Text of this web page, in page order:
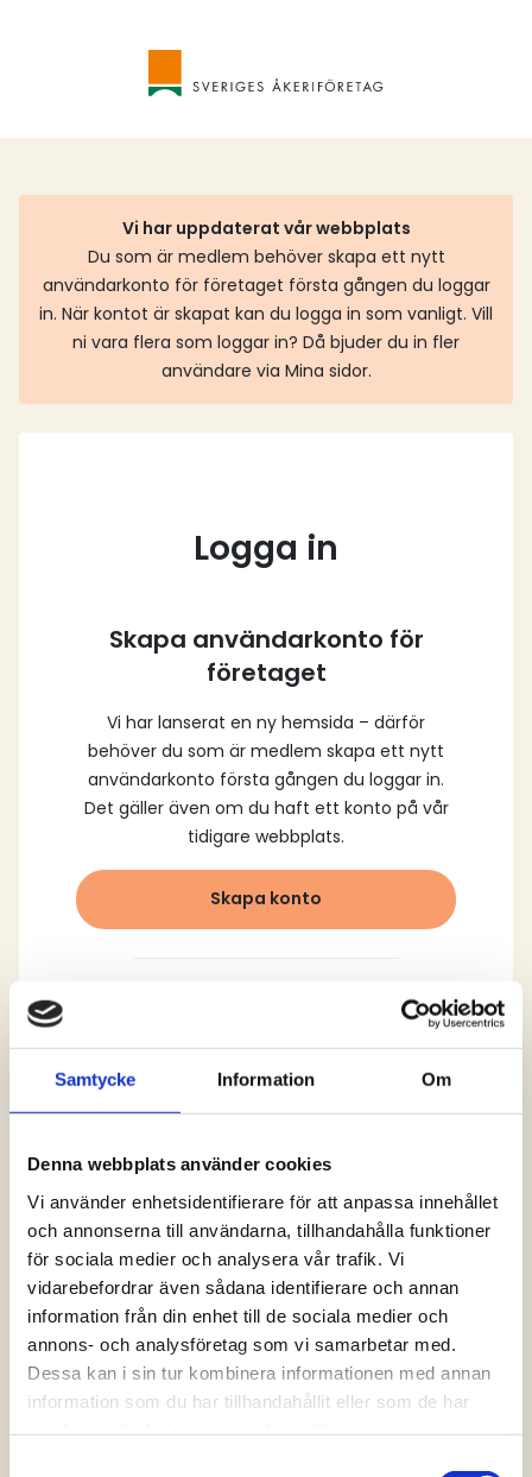
Samtycke Information Om
Denna webbplats använder cookies
Vi använder enhetsidentifierare för att anpassa innehållet
och annonserna till användarna, tillhandahålla funktioner
för sociala medier och analysera vår trafik. Vi
vidarebefordrar även sådana identifierare och annan
information från din enhet till de sociala medier och
annons- och analysföretag som vi samarbetar med.
Dessa kan i sin tur kombinera informationen med annan
information som du har tillhandahållit eller som de har
Vi har uppdaterat vår webbplats
Du som är medlem behöver skapa ett nytt
användarkonto för företaget första gången du loggar
in. När kontot är skapat kan du logga in som vanligt. Vill
ni vara flera som loggar in? Då bjuder du in fler
användare via Mina sidor.
Logga in
Skapa användarkonto för
företaget
Vi har lanserat en ny hemsida – därför
behöver du som är medlem skapa ett nytt
användarkonto första gången du loggar in.
Det gäller även om du haft ett konto på vår
tidigare webbplats.
Skapa konto
Logga in och ta del av allt som vår hemsida
har att erbjuda. Saknar du dina uppgifter?
lösenord” alternativt kontakta oss så hjälper
vi dig!
Logga in